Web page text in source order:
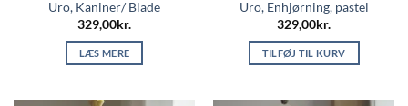
Uro, Kaniner/ Blade
329,00kr.
LÆS MERE
Uro, Enhjørning, pastel
329,00kr.
TILFØJ TIL KURV